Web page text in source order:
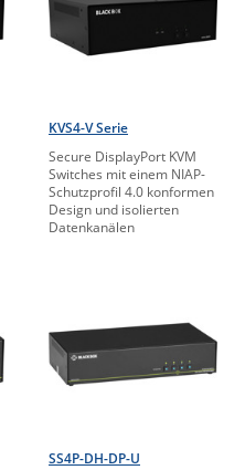
KVS4-V Serie
Secure DisplayPort KVM
Switches mit einem NIAP-
Schutzprofil 4.0 konformen
Design und isolierten
Datenkanälen
SS4P-DH-DP-U